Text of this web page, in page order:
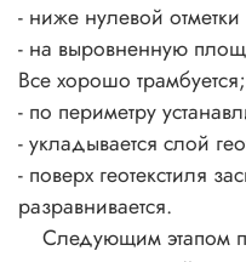
- ниже нулевой
- на выровненную
Все хорошо трамбуется;
- по периметру
- укладывается слой
- поверх геотекстиля
разравнивается.
Следующим этапом